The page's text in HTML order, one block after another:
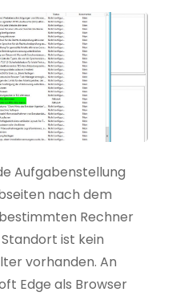
Aufgabenstellung
nach dem
Rechner
ist kein
vorhanden. An
Edge als Browser